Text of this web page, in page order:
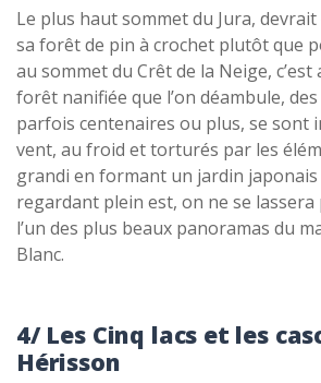
Le plus haut sommet du Jura,
sa forêt de pin à crochet plutôt que
au sommet du Crêt de la Neige, c’est
forêt nanifiée que l’on déambule,
parfois centenaires ou plus, se sont
vent, au froid et torturés par les
grandi en formant un jardin japonais
regardant plein est, on ne se
l’un des plus beaux panoramas du
Blanc.
4/ Les Cinq lacs et les
Hérisson